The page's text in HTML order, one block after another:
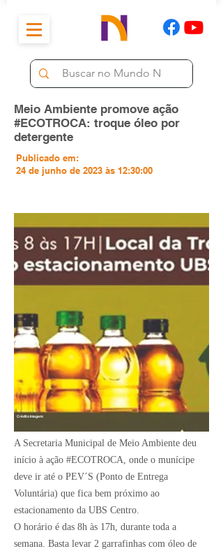
Meio Ambiente promove ação
#ECOTROCA: troque óleo por
detergente
Publicado em:
24 de junho de 2023 às 12:30:00
Crédito Imagem:
A Secretaria Municipal de Meio Ambiente deu
início à ação #ECOTROCA, onde o munícipe
deve ir até o PEV´S (Ponto de Entrega
Voluntária) que fica bem próximo ao
estacionamento da UBS Centro.
O horário é das 8h às 17h, durante toda a
semana. Basta levar 2 garrafinhas com óleo de